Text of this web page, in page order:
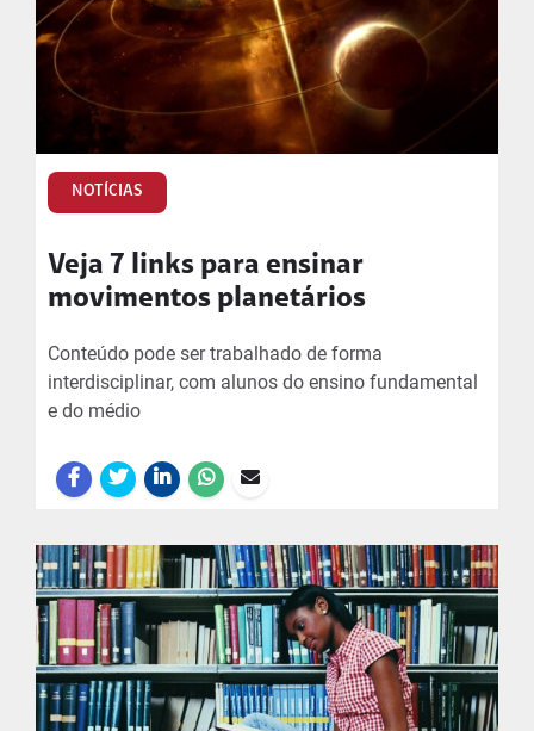
NOTÍCIAS
Veja 7 links para ensinar
movimentos planetários
Conteúdo pode ser trabalhado de forma
interdisciplinar, com alunos do ensino fundamental
e do médio